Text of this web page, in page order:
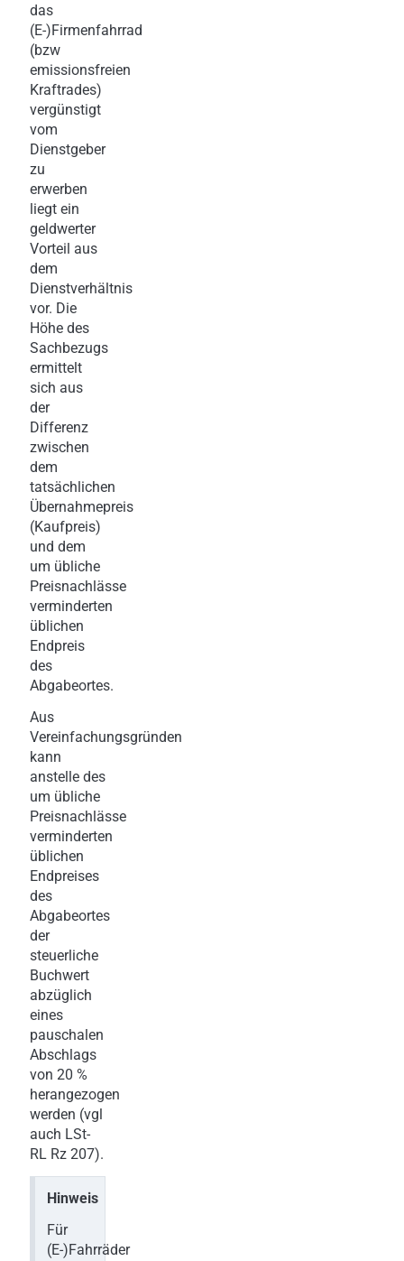
das
(E-)Firmenfahrrad
(bzw
emissionsfreien
Kraftrades)
vergünstigt
vom
Dienstgeber
zu
erwerben
liegt ein
geldwerter
Vorteil aus
dem
Dienstverhältnis
vor. Die
Höhe des
Sachbezugs
ermittelt
sich aus
der
Differenz
zwischen
dem
tatsächlichen
Übernahmepreis
(Kaufpreis)
und dem
um übliche
Preisnachlässe
verminderten
üblichen
Endpreis
des
Abgabeortes.
Aus
Vereinfachungsgründen
kann
anstelle des
um übliche
Preisnachlässe
verminderten
üblichen
Endpreises
des
Abgabeortes
der
steuerliche
Buchwert
abzüglich
eines
pauschalen
Abschlags
von 20 %
herangezogen
werden (vgl
auch LSt-
RL Rz 207).
Hinweis
Für
(E-)Fahrräder